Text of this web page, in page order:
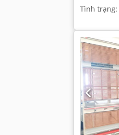
Tình trạng: